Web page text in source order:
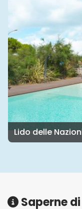
Saperne